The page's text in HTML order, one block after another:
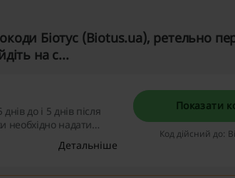
Біотус (Biotus.ua), ретельно
на с...
до і 5 днів після
необхідно надати
Детальніше
Показати
Код дійсний до: